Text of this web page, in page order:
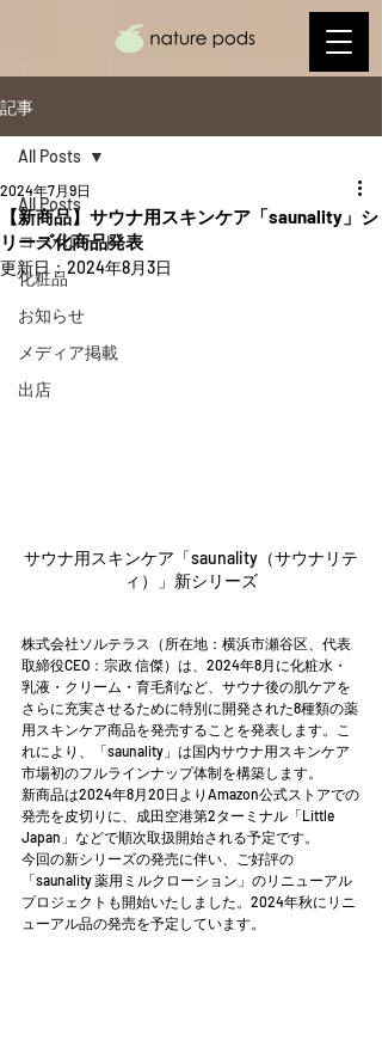
記事
All Posts
コーポレート
化粧品
お知らせ
メディア掲載
出店
All Posts
【新商品】サウナ用スキンケア「saunality」シ
リーズ化商品発表
2024年7月9日
更新日：2024年8月3日
サウナ用スキンケア「saunality（サウナリテ
ィ）」新シリーズ
株式会社ソルテラス（所在地：横浜市瀬谷区、代表
取締役CEO：宗政 信傑）は、2024年8月に化粧水・
乳液・クリーム・育毛剤など、サウナ後の肌ケアを
さらに充実させるために特別に開発された8種類の薬
用スキンケア商品を発売することを発表します。こ
れにより、「saunality」は国内サウナ用スキンケア
市場初のフルラインナップ体制を構築します。
新商品は2024年8月20日よりAmazon公式ストアでの
発売を皮切りに、成田空港第2ターミナル「Little
Japan」などで順次取扱開始される予定です。
今回の新シリーズの発売に伴い、ご好評の
「saunality 薬用ミルクローション」のリニューアル
プロジェクトも開始いたしました。2024年秋にリニ
ューアル品の発売を予定しています。